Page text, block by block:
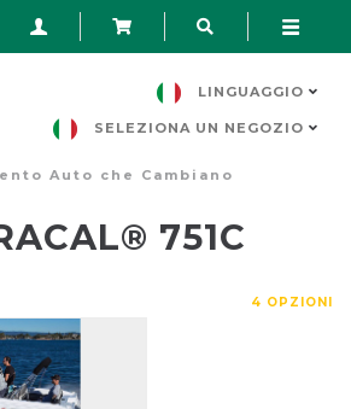
LINGUAGGIO
SELEZIONA UN NEGOZIO
Auto che Cambiano
751C
4 OPZIONI